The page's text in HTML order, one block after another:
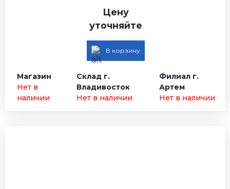
Цену
уточняйте
В корзину
Магазин
Нет в
наличии
Склад г.
Владивосток
Нет в наличии
Филиал г.
Артем
Нет в наличии